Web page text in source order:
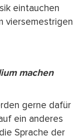
eintauchen
viersemestrigen
machen
gerne dafür
ein anderes
Sprache der